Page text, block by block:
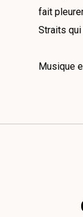
fait
Straits
Musique